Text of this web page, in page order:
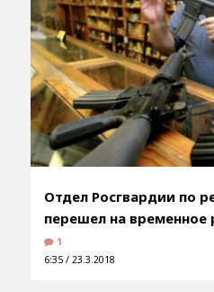
Отдел Росгвардии по
перешел на временное
1
6:35 / 23.3.2018